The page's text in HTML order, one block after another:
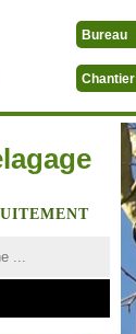
Bureau
Chantier